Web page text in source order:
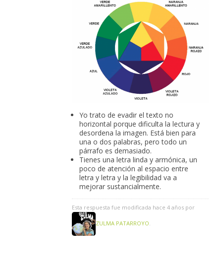
Yo trato de evadir el texto no
horizontal porque dificulta la lectura y
desordena la imagen. Está bien para
una o dos palabras, pero todo un
párrafo es demasiado.
Tienes una letra linda y armónica, un
poco de atención al espacio entre
letra y letra y la legibilidad va a
mejorar sustancialmente.
Esta respuesta fue modificada hace 4 años por
ZULMA PATARROYO.